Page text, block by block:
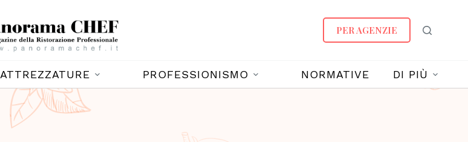
PER AGENZIE
ATTREZZATURE PROFESSIONISMO NORMATIVE DI PIÙ